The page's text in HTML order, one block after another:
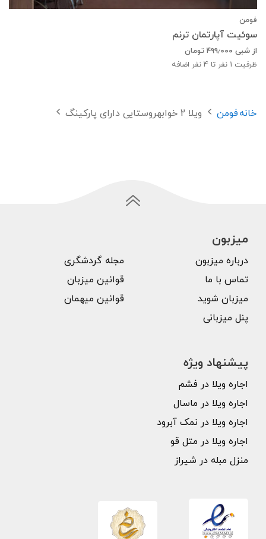
فومن
سوئیت آپارتمان ترنم
از شبی ۴۹۹٫۰۰۰ تومان
ظرفیت 1 نفر تا 4 نفر اضافه
خانهفومن ویلا 2 خوابهروستایی دارای پارکینگ
میزبون
درباره میزبون
تماس با ما
میزبان شوید
پنل میزبانی
مجله گردشگری
قوانین میزبان
قوانین میهمان
پیشنهاد ویژه
اجاره ویلا در فشم
اجاره ویلا در ماسال
اجاره ویلا در نمک آبرود
اجاره ویلا در متل قو
منزل مبله در شیراز